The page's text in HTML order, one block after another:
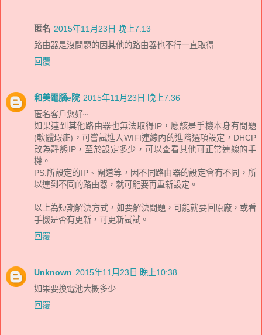
匿名 2015年11月23日 晚上7:13
路由器是沒問題的因其他的路由器也不行一直取得
回覆
和美電腦e院 2015年11月23日 晚上7:36
匿名客戶您好~
如果連到其他路由器也無法取得IP，應該是手機本身有問題
(軟體瑕疵)，可嘗試進入WIFI連線內的進階選項設定，DHCP
改為靜態IP，至於設定多少，可以查看其他可正常連線的手
機。
PS:所設定的IP、閘道等，因不同路由器的設定會有不同，所
以連到不同的路由器，就可能要再重新設定。
以上為短期解決方式，如要解決問題，可能就要回原廠，或看
手機是否有更新，可更新試試。
回覆
Unknown 2015年11月23日 晚上10:38
如果要換電池大概多少
回覆